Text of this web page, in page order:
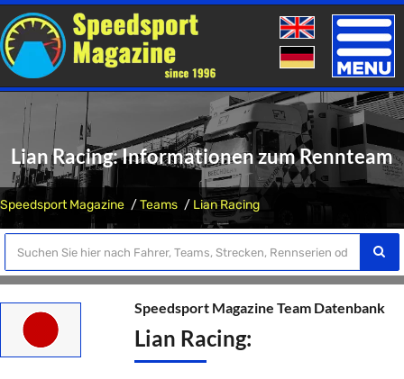
Toggle
Lian Racing: Informationen zum Rennteam
Speedsport Magazine Teams Lian Racing
Speedsport Magazine Team Datenbank
Lian Racing: